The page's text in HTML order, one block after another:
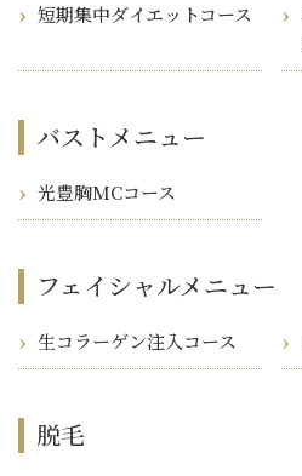
短期集中ダイエットコース
バストメニュー
光豊胸MCコース
フェイシャルメニュー
生コラーゲン注入コース
脱毛